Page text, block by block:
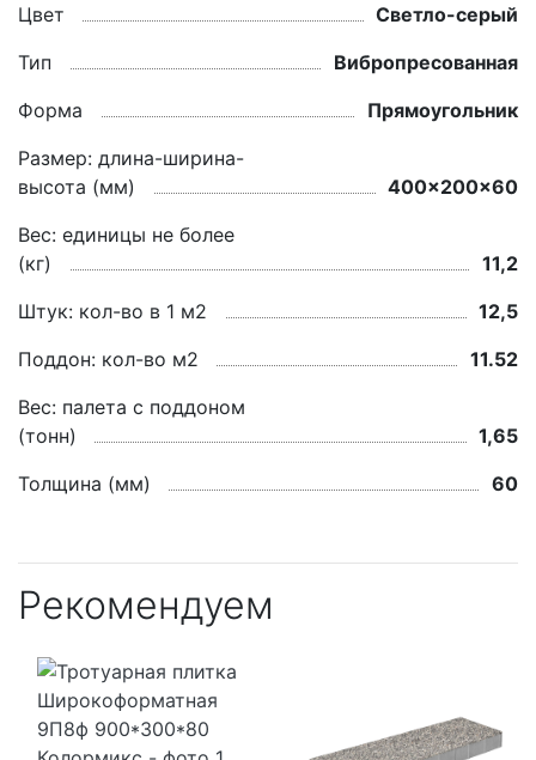
Цвет
Светло-серый
Тип
Вибропресованная
Форма
Прямоугольник
Размер: длина-ширина-
высота (мм)
400x200x60
Вес: единицы не более
(кг)
11,2
Штук: кол-во в 1 м2
12,5
Поддон: кол-во м2
11.52
Вес: палета с поддоном
(тонн)
1,65
Толщина (мм)
60
Рекомендуем